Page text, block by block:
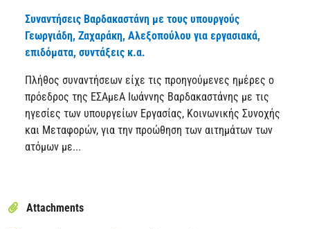
Συναντήσεις Βαρδακαστάνη με τους υπουργούς
Γεωργιάδη, Ζαχαράκη, Αλεξοπούλου για εργασιακά,
επιδόματα, συντάξεις κ.α.
Πλήθος συναντήσεων είχε τις προηγούμενες ημέρες ο
πρόεδρος της ΕΣΑμεΑ Ιωάννης Βαρδακαστάνης με τις
ηγεσίες των υπουργείων Εργασίας, Κοινωνικής Συνοχής
και Μεταφορών, για την προώθηση των αιτημάτων των
ατόμων με...
Attachments